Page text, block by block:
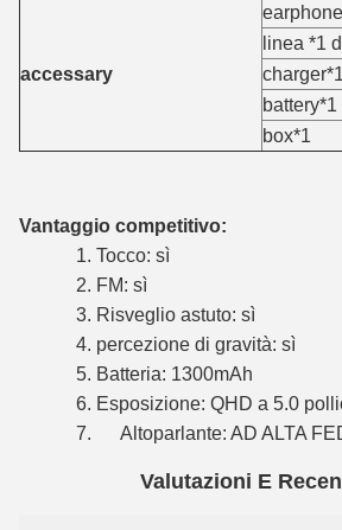
accessary
linea *1
charger*1
battery*1
box*1
Vantaggio competitivo:
1. Tocco: sì
2. FM: sì
3. Risveglio astuto: sì
4. percezione di gravità: sì
5. Batteria: 1300mAh
6. Esposizione: QHD a 5.0
7. Altoparlante: AD ALTA
Valutazioni E